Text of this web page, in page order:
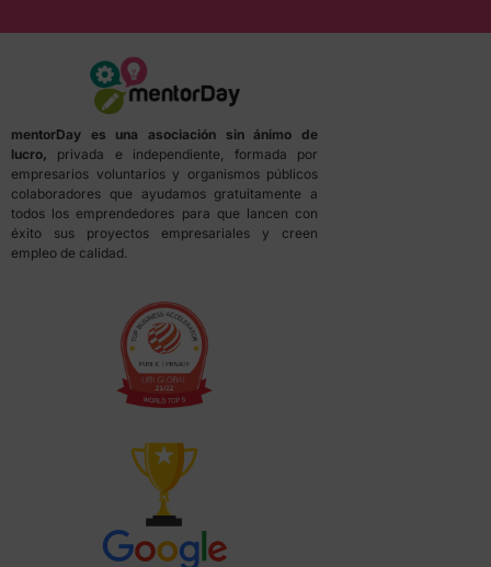
mentorDay es una asociación sin ánimo de
lucro, privada e independiente, formada por
empresarios voluntarios y organismos públicos
colaboradores que ayudamos gratuitamente a
todos los emprendedores para que lancen con
éxito sus proyectos empresariales y creen
empleo de calidad.